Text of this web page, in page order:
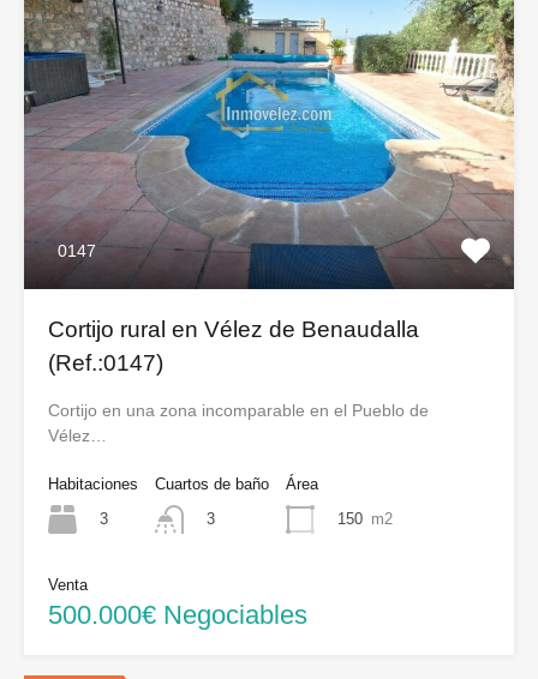
0147
Cortijo rural en Vélez de Benaudalla
(Ref.:0147)
Cortijo en una zona incomparable en el Pueblo de
Vélez…
Habitaciones
3
Cuartos de baño
3
Área
150 m2
Venta
500.000€ Negociables